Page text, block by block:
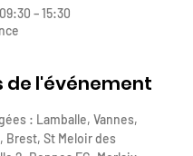
– 15:30
de l'événement
: Lamballe, Vannes,
Brest, St Meloir des